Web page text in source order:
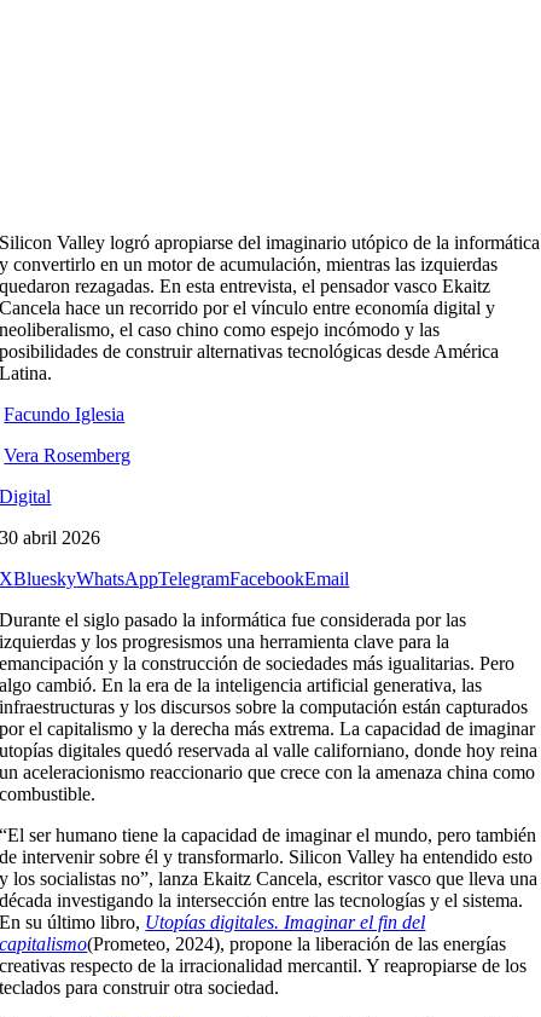
Silicon Valley logró apropiarse del imaginario utópico de la informática
y convertirlo en un motor de acumulación, mientras las izquierdas
quedaron rezagadas. En esta entrevista, el pensador vasco Ekaitz
Cancela hace un recorrido por el vínculo entre economía digital y
neoliberalismo, el caso chino como espejo incómodo y las
posibilidades de construir alternativas tecnológicas desde América
Latina.
Facundo Iglesia
Vera Rosemberg
Digital
30 abril 2026
XBlueskyWhatsAppTelegramFacebookEmail
Durante el siglo pasado la informática fue considerada por las
izquierdas y los progresismos una herramienta clave para la
emancipación y la construcción de sociedades más igualitarias. Pero
algo cambió. En la era de la inteligencia artificial generativa, las
infraestructuras y los discursos sobre la computación están capturados
por el capitalismo y la derecha más extrema. La capacidad de imaginar
utopías digitales quedó reservada al valle californiano, donde hoy reina
un aceleracionismo reaccionario que crece con la amenaza china como
combustible.
“El ser humano tiene la capacidad de imaginar el mundo, pero también
de intervenir sobre él y transformarlo. Silicon Valley ha entendido esto
y los socialistas no”, lanza Ekaitz Cancela, escritor vasco que lleva una
década investigando la intersección entre las tecnologías y el sistema.
En su último libro, Utopías digitales. Imaginar el fin del
capitalismo(Prometeo, 2024), propone la liberación de las energías
creativas respecto de la irracionalidad mercantil. Y reapropiarse de los
teclados para construir otra sociedad.